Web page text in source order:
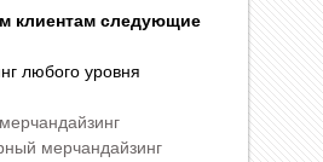
клиентам следующие
любого уровня
мерчандайзинг